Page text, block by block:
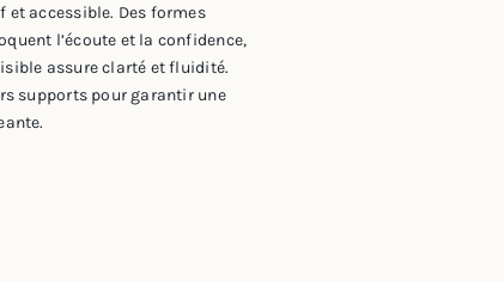
et accessible. Des formes
l’écoute et la confidence,
assure clarté et fluidité.
supports pour garantir une